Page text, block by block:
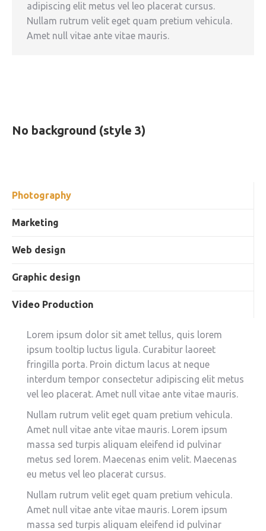
adipiscing elit metus vel leo placerat cursus.
Nullam rutrum velit eget quam pretium vehicula.
Amet null vitae ante vitae mauris.
No background (style 3)
Photography
Marketing
Web design
Graphic design
Video Production
Lorem ipsum dolor sit amet tellus, quis lorem
ipsum tooltip luctus ligula. Curabitur laoreet
fringilla porta. Proin dictum lacus at neque
interdum tempor consectetur adipiscing elit metus
vel leo placerat. Amet null vitae ante vitae mauris.
Nullam rutrum velit eget quam pretium vehicula.
Amet null vitae ante vitae mauris. Lorem ipsum
massa sed turpis aliquam eleifend id pulvinar
metus sed lorem. Maecenas enim velit. Maecenas
eu metus vel leo placerat cursus.
Nullam rutrum velit eget quam pretium vehicula.
Amet null vitae ante vitae mauris. Lorem ipsum
massa sed turpis aliquam eleifend id pulvinar